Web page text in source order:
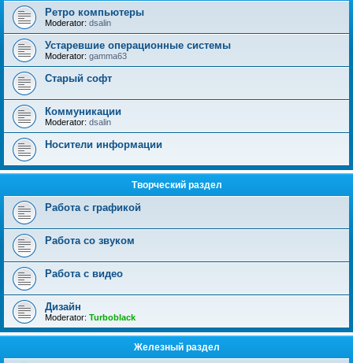
Ретро компьютеры
Moderator: dsalin
Устаревшие операционные системы
Moderator: gamma63
Старый софт
Коммуникации
Moderator: dsalin
Носители информации
Творческий раздел
Работа с графикой
Работа со звуком
Работа с видео
Дизайн
Moderator: Turboblack
Железный раздел